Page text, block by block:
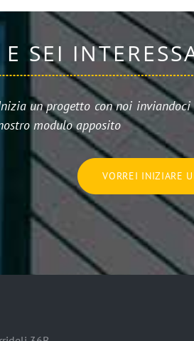
SEI
un progetto con noi
modulo apposito
VORREI INIZIARE